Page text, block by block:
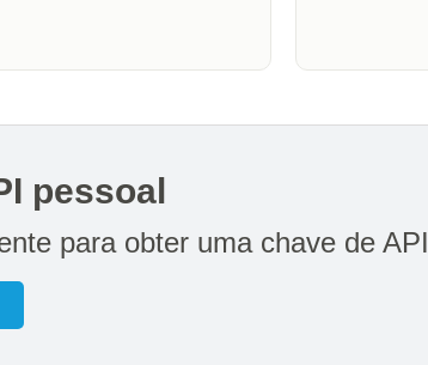
pessoal
para obter uma chave de API